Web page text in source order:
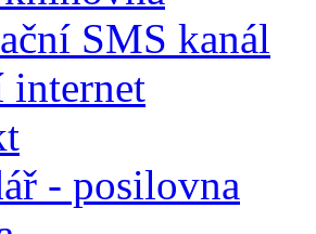
SMS kanál
internet
- posilovna